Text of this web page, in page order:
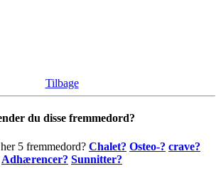
Tilbage
du disse fremmedord?
5 fremmedord? Chalet? Osteo-? crave?
Adhærencer? Sunnitter?